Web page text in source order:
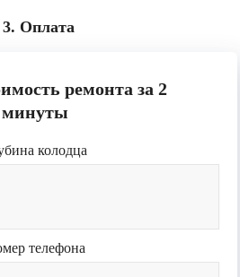
3. Оплата
ремонта за 2
минуты
колодца
телефона